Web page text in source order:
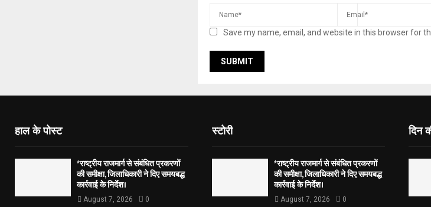
Save my name, email, and website in this browser for
हाल के पोस्ट
*राष्ट्रीय राजमार्ग से संबंधित प्रकरणों
की समीक्षा, जिलाधिकारी ने दिए समयबद्ध
कार्रवाई के निर्देश।
August 7, 2026 0
स्टोरी
*राष्ट्रीय राजमार्ग से संबंधित प्रकरणों
की समीक्षा, जिलाधिकारी ने दिए समयबद्ध
कार्रवाई के निर्देश।
August 7, 2026 0
दिन